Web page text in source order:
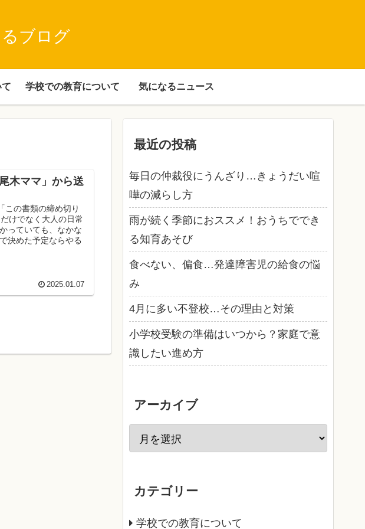
ブログ
学校での教育について 気になるニュース
木ママ」から送
この書類の締め切り
けでなく大人の日常
っていても、なかな
決めた予定ならやる
2025.01.07
最近の投稿
毎日の仲裁役にうんざり…きょうだい喧
嘩の減らし方
雨が続く季節におススメ！おうちででき
る知育あそび
食べない、偏食…発達障害児の給食の悩
み
4月に多い不登校…その理由と対策
小学校受験の準備はいつから？家庭で意
識したい進め方
アーカイブ
カテゴリー
学校での教育について